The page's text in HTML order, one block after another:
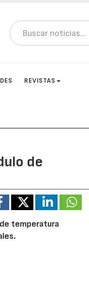
REVISTAS
de
temperatura